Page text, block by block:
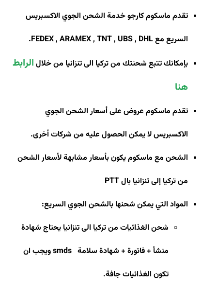
تقدم ماسكوم كارجو خدمة الشحن الجوي الاكسبريس
السريع معFEDEX , ARAMEX , TNT , UBS , DHL
.
بإمكانك تتبع شحنتك من تركيا الى تنزانيا من خلال الرابط
هنا
تقدم ماسكوم عروض على أسعار الشحن الجوي
الاكسبريس لا يمكن الحصول عليه من شركات أخرى.
الشحن مع ماسكوم يكون بأسعار مشابهة لأسعار الشحن
من تركيا إلى تنزانيا بالPTT
المواد التي يمكن شحنها بالشحن الجوي السريع:
شحن الغذائيات من تركيا الى تنزانيا يحتاج شهادة
منشأ + فاتورة + شهادة سلامة
ويجب ان
تكون الغذائيات جافة.